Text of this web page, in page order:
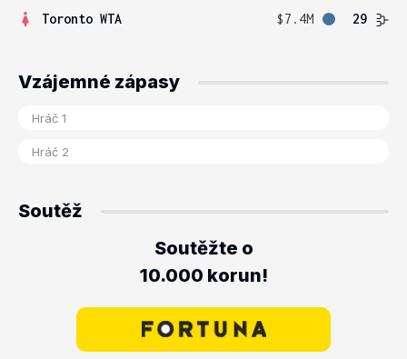
Toronto WTA
$7.4M 29
Vzájemné zápasy
Soutěž
Soutěžte o
10.000 korun!